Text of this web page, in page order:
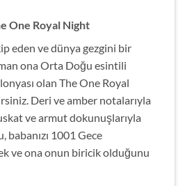
One Royal Night
eden ve dünya gezgini bir
ona Orta Doğu esintili
olan The One Royal
Deri ve amber notalarıyla
ve armut dokunuşlarıyla
babanızı 1001 Gece
ve ona onun biricik olduğunu